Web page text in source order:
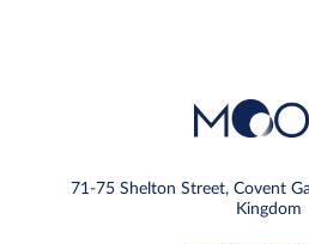
71-75 Shelton Street, Covent
Kingdom